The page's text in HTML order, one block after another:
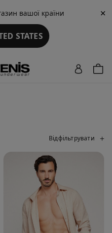
вашої країни
STATES
×
Відфільтрувати